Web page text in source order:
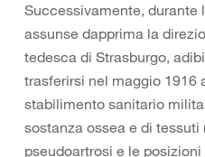
Successivamente, durante
assunse dapprima la
tedesca di Strasburgo,
trasferirsi nel maggio 1916
stabilimento sanitario
sostanza ossea e di tessuti
pseudoartrosi e le